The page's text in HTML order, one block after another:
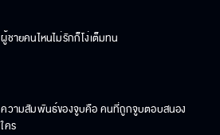
ผู้ชายคนไหนไม่รักก็โง่เต็มทน
ความสัมพันธ์ของจูบคือ คนที่ถูกจูบตอบสนอง
ใคร